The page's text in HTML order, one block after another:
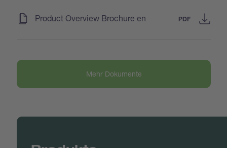
Product Overview Brochure en PDF
Mehr Dokumente